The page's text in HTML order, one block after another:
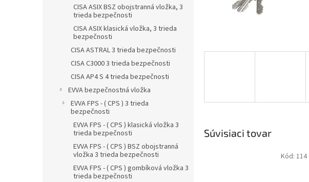
CISA ASIX BSZ obojstranná vložka, 3
trieda bezpečnosti
CISA ASIX klasická vložka, 3 trieda
bezpečnosti
CISA ASTRAL 3 trieda bezpečnosti
CISA C3000 3 trieda bezpečnosti
CISA AP4 S 4 trieda bezpečnosti
EVVA bezpečnostná vložka
EVVA FPS - ( CPS ) 3 trieda
bezpečnosti
EVVA FPS - ( CPS ) klasická vložka 3
trieda bezpečnosti
EVVA FPS - ( CPS ) BSZ obojstranná
vložka 3 trieda bezpečnosti
EVVA FPS - ( CPS ) gombíková vložka 3
trieda bezpečnosti
Súvisiaci tovar
Kód: 114